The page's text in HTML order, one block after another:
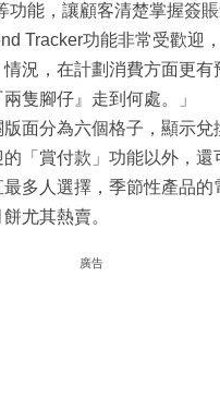
功能，讓顧客清楚掌握簽賬
Tracker功能非常受歡迎
況，在計劃消費方面更有
隻腳仔』走到何處。」
面分為六個格子，顯示兌
「賞付款」功能以外，還
多人選擇，季節性產品的
尤其熱賣。
廣告